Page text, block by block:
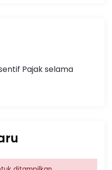
Pajak selama